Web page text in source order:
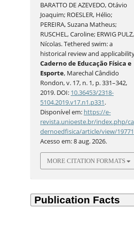
BARATTO DE AZEVEDO, Otávio
Joaquim; ROESLER, Hélio;
PEREIRA, Suzana Matheus;
RUSCHEL, Caroline; ERWIG PULZ,
Nícolas. Tethered swim: a
historical review and
Caderno de Educação Física e
Esporte, Marechal Cândido
Rondon, v. 17, n. 1, p. 331–342,
2019. DOI: 10.36453/2318-
5104.2019.v17.n1.p331.
Disponível em: https://e-
revista.unioeste.br/index.php/ca
dernoedfisica/article/view/19771
Acesso em: 8 aug. 2026.
MORE CITATION FORMATS